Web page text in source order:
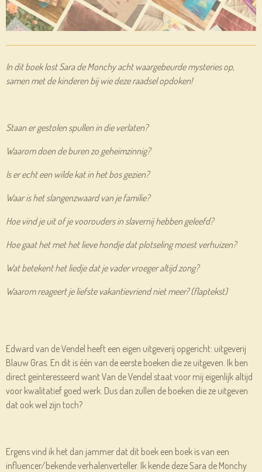
In dit boek lost Sara de Monchy acht waargebeurde mysteries op,
samen met de kinderen bij wie deze raadsel opdoken!
Staan er gestolen spullen in die verlaten?
Waarom doen de buren zo geheimzinnig?
Is er echt een wilde kat in het bos gezien?
Waar is het slangenzwaard van je familie?
Hoe vind je uit of je voorouders in slavernij hebben geleefd?
Hoe gaat het met het lieve hondje dat plotseling moest verhuizen?
Wat betekent het liedje dat je vader vroeger altijd zong?
Waarom reageert je liefste vakantievriend niet meer? (flaptekst)
Edward van de Vendel heeft een eigen uitgeverij opgericht: uitgeverij
Blauw Gras. En dit is één van de eerste boeken die ze uitgeven. Ik ben
direct geïnteresseerd want Van de Vendel staat voor mij eigenlijk altijd
voor kwalitatief goed werk. Dus dan zullen de boeken die ze uitgeven
dat ook wel zijn toch?
Ergens vind ik het dan jammer dat dit boek een boek is van een
influencer/bekende verhalenverteller. Ik kende deze Sara de Monchy